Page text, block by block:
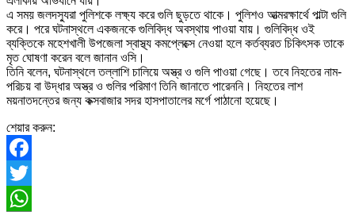
এ সময় জলদস্যুরা পুলিশকে লক্ষ্য করে গুলি ছুড়তে থাকে। পুলিশও আত্মরক্ষার্থে পাল্টা গুলি
করে। পরে ঘটনাস্থলে একজনকে গুলিবিদ্ধ অবস্থায় পাওয়া যায়। গুলিবিদ্ধ ওই
ব্যক্তিকে মহেশখালী উপজেলা স্বাস্থ্য কমপ্লেক্সে নেওয়া হলে কর্তব্যরত চিকিৎসক তাকে
মৃত ঘোষণা করেন বলে জানান ওসি।
তিনি বলেন, ঘটনাস্থলে তল্লাশি চালিয়ে অস্ত্র ও গুলি পাওয়া গেছে। তবে নিহতের নাম-
পরিচয় বা উদ্ধার অস্ত্র ও গুলির পরিমাণ তিনি জানাতে পারেননি। নিহতের লাশ
ময়নাতদন্তের জন্য কক্সবাজার সদর হাসপাতালের মর্গে পাঠানো হয়েছে।
শেয়ার করুন:
Facebook
Twitter